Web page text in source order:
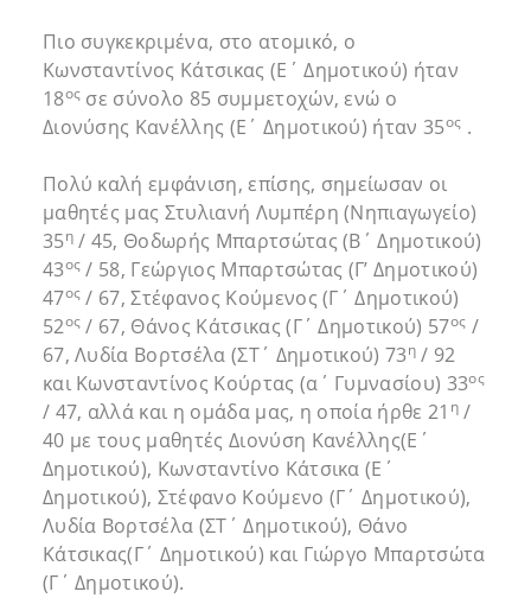
Πιο συγκεκριμένα, στο ατομικό, ο
Κωνσταντίνος Κάτσικας (Ε΄ Δημοτικού) ήταν
18ος σε σύνολο 85 συμμετοχών, ενώ ο
Διονύσης Κανέλλης (Ε΄ Δημοτικού) ήταν 35ος .
Πολύ καλή εμφάνιση, επίσης, σημείωσαν οι
μαθητές μας Στυλιανή Λυμπέρη (Νηπιαγωγείο)
35η/ 45, Θοδωρής Μπαρτσώτας (Β΄ Δημοτικού)
43ος / 58, Γεώργιος Μπαρτσώτας (Γ’ Δημοτικού)
47ος / 67, Στέφανος Κούμενος (Γ΄ Δημοτικού)
52ος / 67, Θάνος Κάτσικας (Γ΄ Δημοτικού) 57ος /
67, Λυδία Βορτσέλα (ΣΤ΄ Δημοτικού) 73η / 92
και Κωνσταντίνος Κούρτας (α΄ Γυμνασίου) 33ος
/ 47, αλλά και η ομάδα μας, η οποία ήρθε 21 η/
40 με τους μαθητές Διονύση Κανέλλης(Ε΄
Δημοτικού), Κωνσταντίνο Κάτσικα (Ε΄
Δημοτικού), Στέφανο Κούμενο (Γ΄ Δημοτικού),
Λυδία Βορτσέλα (ΣΤ΄ Δημοτικού), Θάνο
Κάτσικας(Γ΄ Δημοτικού) και Γιώργο Μπαρτσώτα
(Γ΄ Δημοτικού).